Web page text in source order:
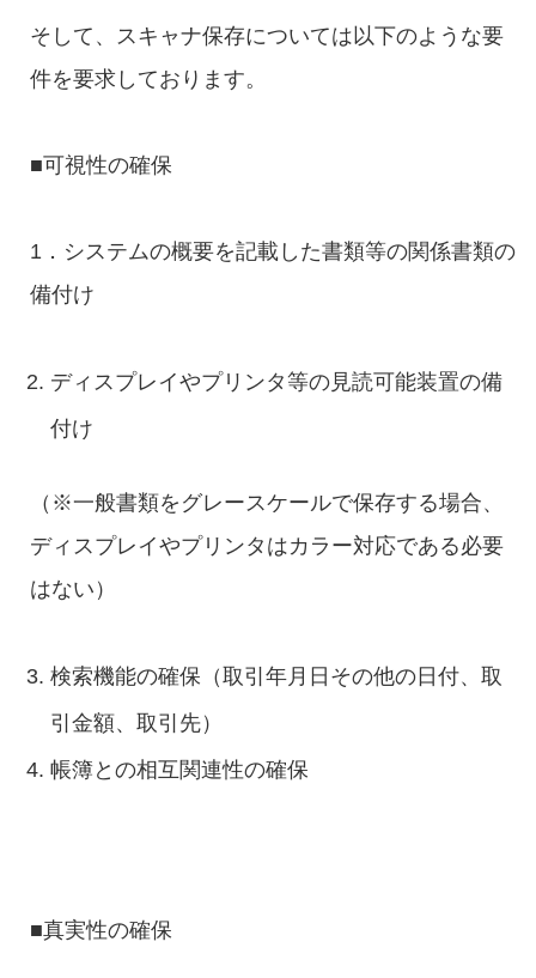
そして、スキャナ保存については以下のような要
件を要求しております。
■可視性の確保
1．システムの概要を記載した書類等の関係書類の
備付け
ディスプレイやプリンタ等の見読可能装置の備
付け
（※一般書類をグレースケールで保存する場合、
ディスプレイやプリンタはカラー対応である必要
はない）
検索機能の確保（取引年月日その他の日付、取
引金額、取引先）
帳簿との相互関連性の確保
■真実性の確保